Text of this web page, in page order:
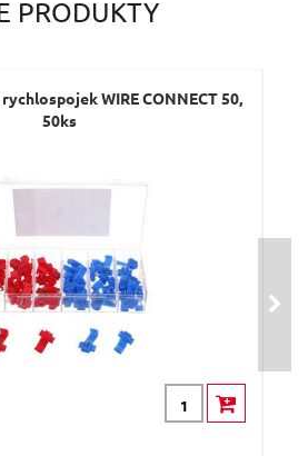
PRODUKTY
WIRE CONNECT 50,
50ks